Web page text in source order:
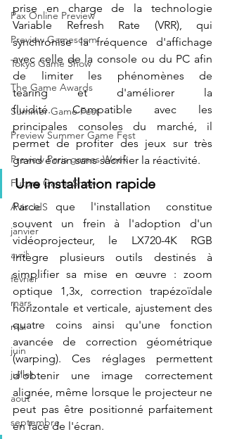
Pax Online Preview
Preview Gamescom
Tokyo Game Show
The Game Awards
Summer Game Fest
Preview Summer Game Fest
Preview Paris games Week
Future Game Show
Avis JdS
janvier
avril
fevrier
mars
mai
juin
juillet
aout
septembre
prise en charge de la technologie
Variable Refresh Rate (VRR), qui
synchronise la fréquence d'affichage
avec celle de la console ou du PC afin
de limiter les phénomènes de
tearing et d'améliorer la
fluidité. Compatible avec les
principales consoles du marché, il
permet de profiter des jeux sur très
grand écran sans sacrifier la réactivité.
Une installation rapide
Parce que l'installation constitue
souvent un frein à l'adoption d'un
vidéoprojecteur, le LX720-4K RGB
intègre plusieurs outils destinés à
simplifier sa mise en œuvre : zoom
optique 1,3x, correction trapézoïdale
horizontale et verticale, ajustement des
quatre coins ainsi qu'une fonction
avancée de correction géométrique
(warping). Ces réglages permettent
d'obtenir une image correctement
alignée, même lorsque le projecteur ne
peut pas être positionné parfaitement
en face de l'écran.